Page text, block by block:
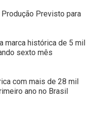
Previsto para
marca histórica de 5 mil
sexto mês
com mais de 28 mil
ano no Brasil